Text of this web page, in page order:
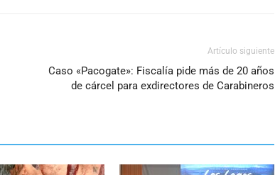
Artículo siguiente
Caso «Pacogate»: Fiscalía pide más de 20 años
de cárcel para exdirectores de Carabineros